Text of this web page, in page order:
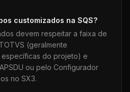
customizados na SQS?
devem respeitar a faixa de
(geralmente
do projeto) e
ou pelo Configurador
no SX3.